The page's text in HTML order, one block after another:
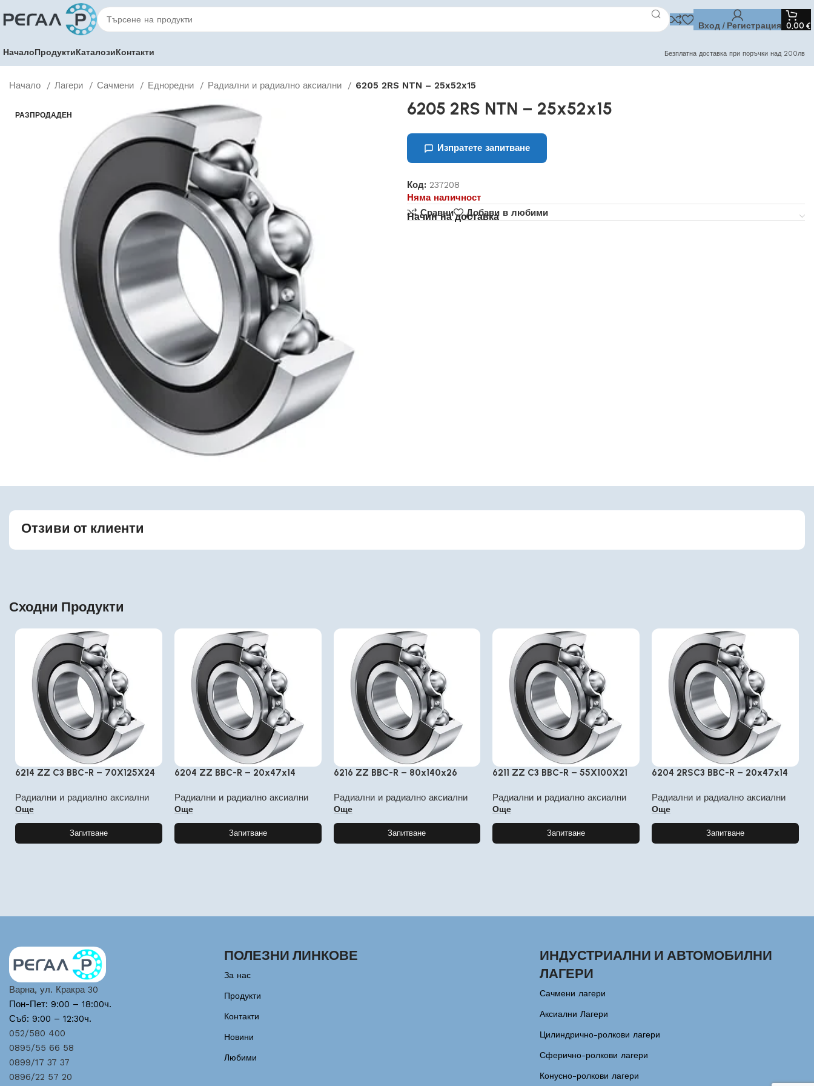
Вход / Регистрация 0,00 €
НачалоПродуктиКаталозиКонтакти Безплатна доставка при поръчки над 200лв
Начало Лагери Сачмени Едноредни Радиални и радиално аксиални 6205 2RS NTN – 25x52x15
РАЗПРОДАДЕН 6205 2RS NTN – 25x52x15
Изпратете запитване
Код: 237208
Няма наличност
Сравни
Добави в любими
Начин на доставка
Отзиви от клиенти
Сходни Продукти
6214 ZZ C3 BBC-R – 70X125X24
Радиални и радиално аксиални
Още
Запитване
6204 ZZ BBC-R – 20x47x14
Радиални и радиално аксиални
Още
Запитване
6216 ZZ BBC-R – 80x140x26
Радиални и радиално аксиални
Още
Запитване
6211 ZZ C3 BBC-R – 55X100X21
Радиални и радиално аксиални
Още
Запитване
6204 2RSC3 BBC-R – 20x47x14
Радиални и радиално аксиални
Още
Запитване
Варна, ул. Кракра 30
Пон-Пет: 9:00 – 18:00ч.
Съб: 9:00 – 12:30ч.
052/580 400
0895/55 66 58
0899/17 37 37
0896/22 57 20
ПОЛЕЗНИ ЛИНКОВЕ
За нас
Продукти
Контакти
Новини
Любими
ИНДУСТРИАЛНИ И АВТОМОБИЛНИ
ЛАГЕРИ
Сачмени лагери
Аксиални Лагери
Цилиндрично-ролкови лагери
Сферично-ролкови лагери
Конусно-ролкови лагери